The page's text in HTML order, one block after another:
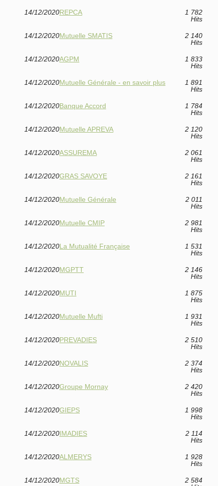
14/12/2020REPCA
1 782
Hits
14/12/2020Mutuelle SMATIS
2 140
Hits
14/12/2020AGPM
1 833
Hits
14/12/2020Mutuelle Générale - en savoir plus
1 891
Hits
14/12/2020Banque Accord
1 784
Hits
14/12/2020Mutuelle APREVA
2 120
Hits
14/12/2020ASSUREMA
2 061
Hits
14/12/2020GRAS SAVOYE
2 161
Hits
14/12/2020Mutuelle Générale
2 011
Hits
14/12/2020Mutuelle CMIP
2 981
Hits
14/12/2020La Mutualité Française
1 531
Hits
14/12/2020MGPTT
2 146
Hits
14/12/2020MUTI
1 875
Hits
14/12/2020Mutuelle Mufti
1 931
Hits
14/12/2020PREVADIES
2 510
Hits
14/12/2020NOVALIS
2 374
Hits
14/12/2020Groupe Mornay
2 420
Hits
14/12/2020GIEPS
1 998
Hits
14/12/2020IMADIES
2 114
Hits
14/12/2020ALMERYS
1 928
Hits
14/12/2020MGTS
2 584